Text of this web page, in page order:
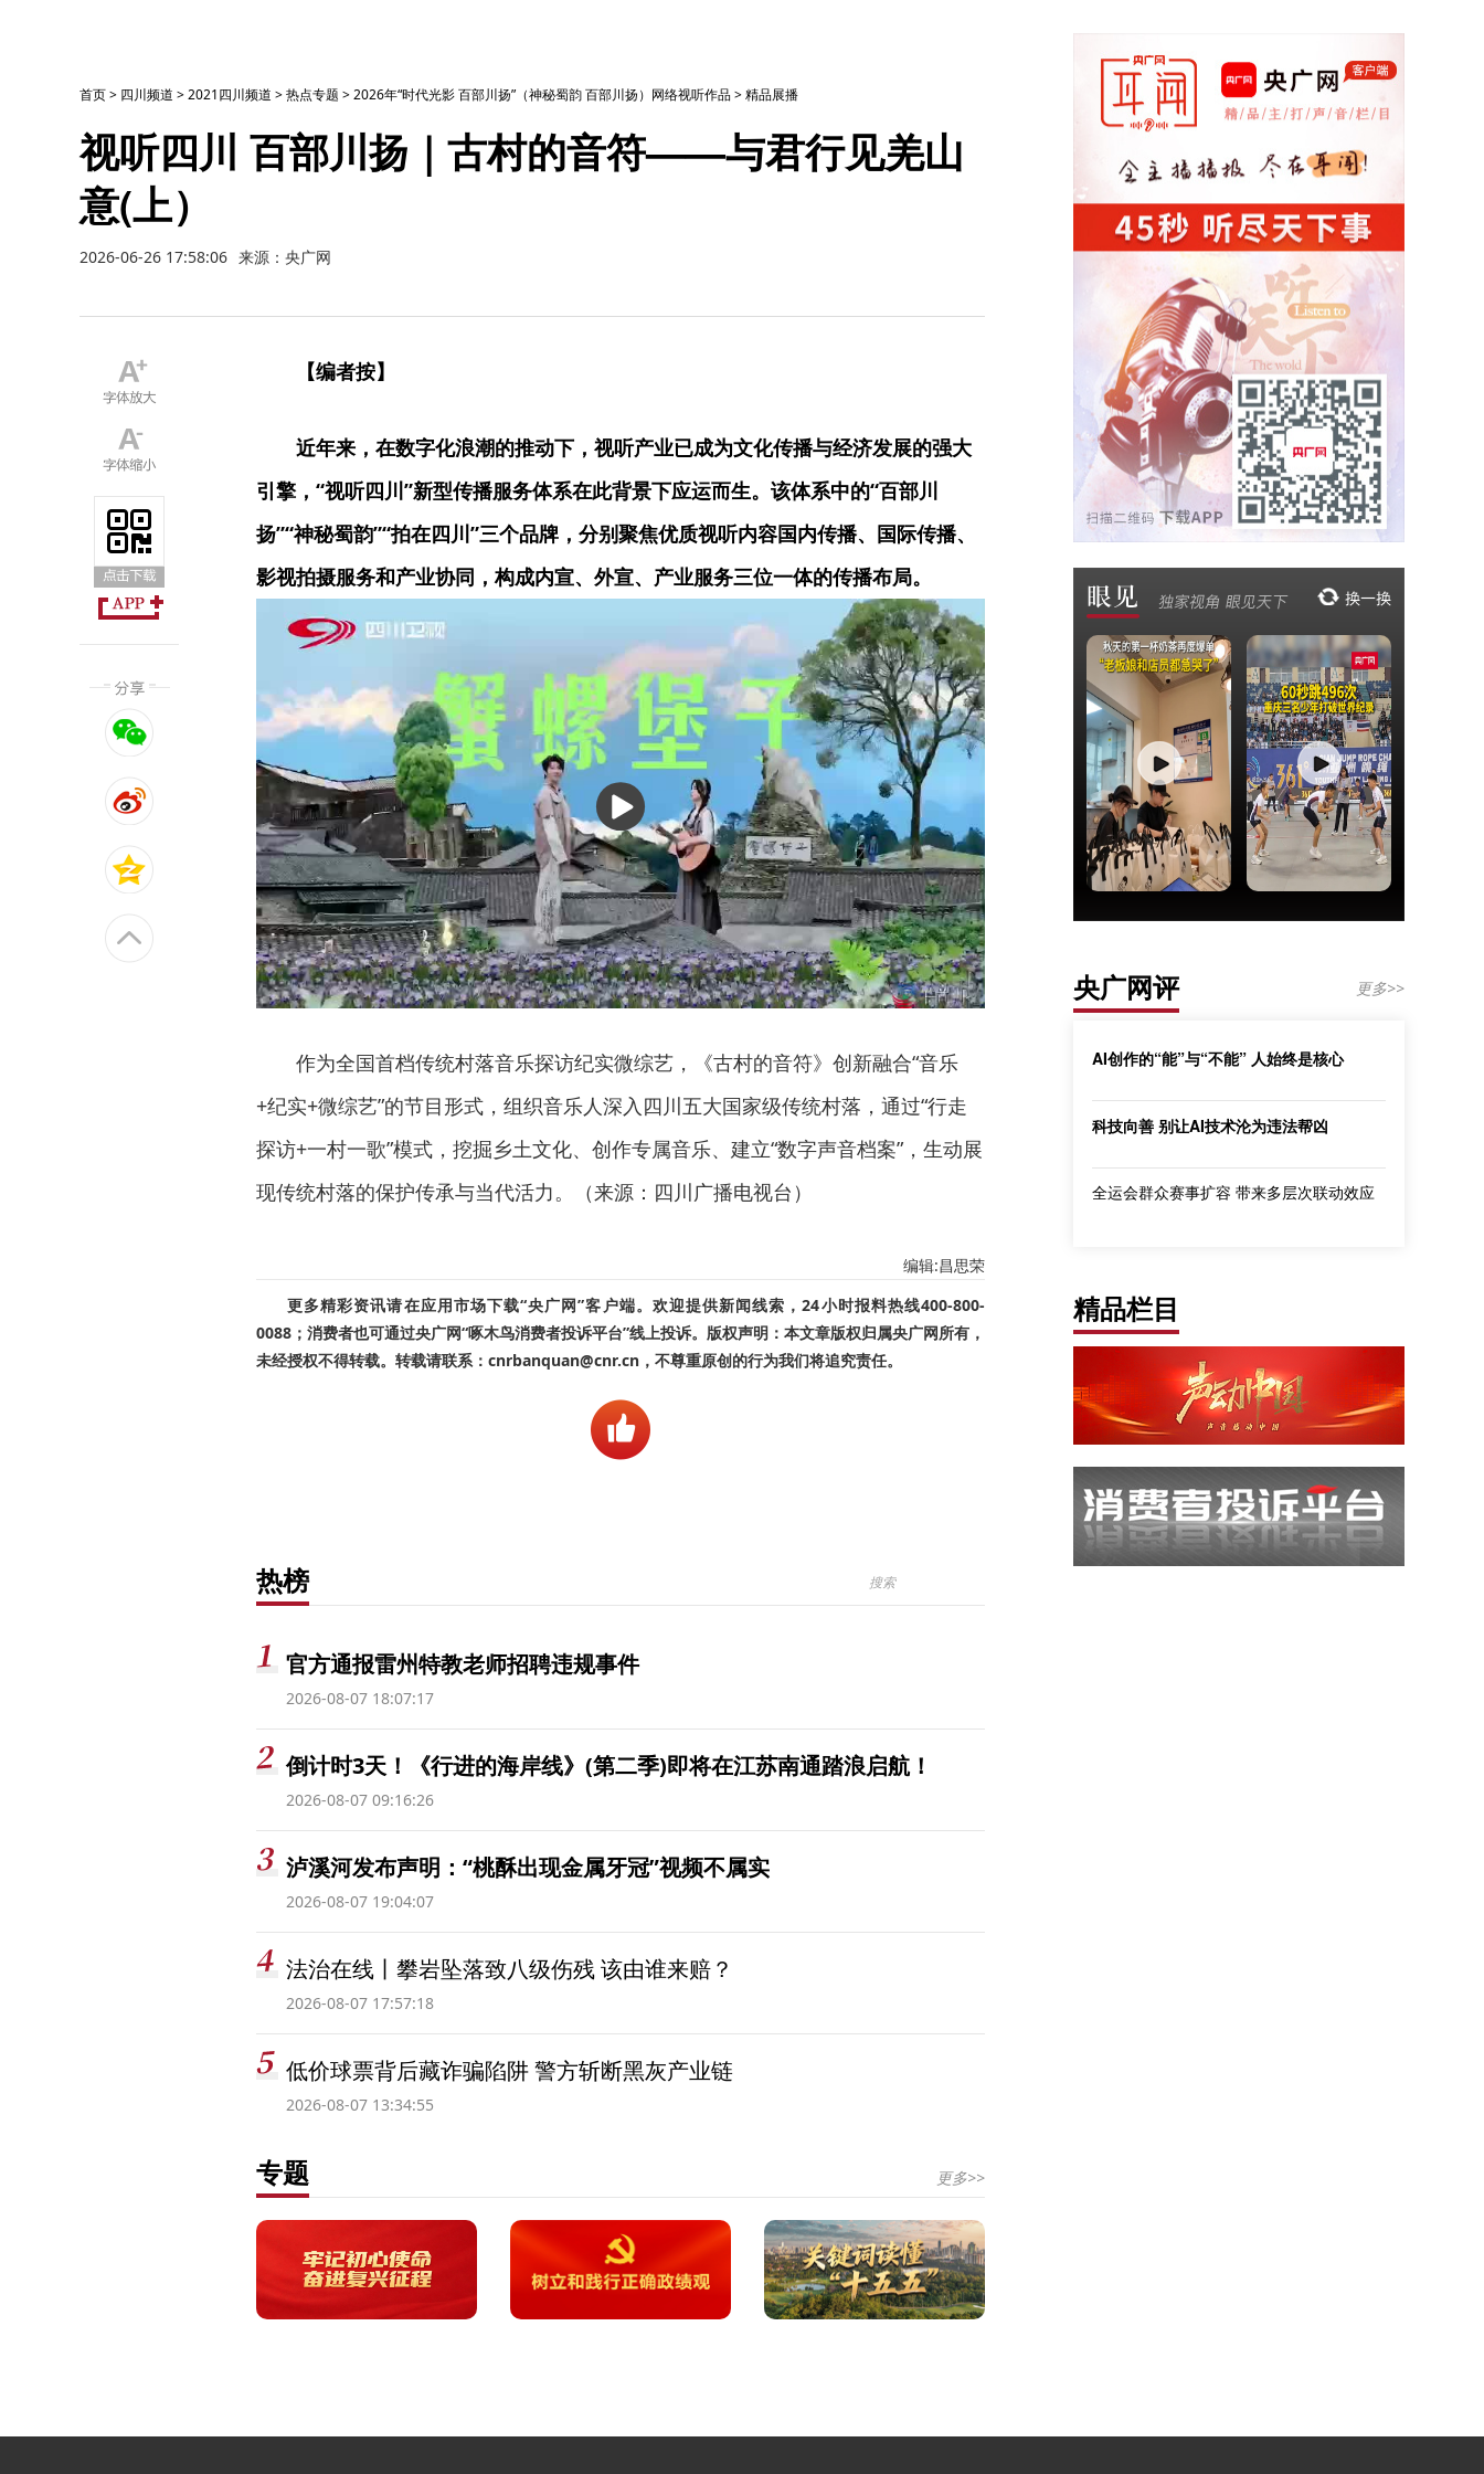
首页> 四川频道 >2021四川频道 >热点专题 >2026年“时代光影 百部川扬”（神秘蜀韵 百部川扬）网络视听作品>精品展播
视听四川 百部川扬｜古村的音符——与君行见羌山
意(上）
2026-06-26 17:58:06 来源：央广网
【编者按】
近年来，在数字化浪潮的推动下，视听产业已成为文化传播与经济发展的强大
引擎，“视听四川”新型传播服务体系在此背景下应运而生。该体系中的“百部川
扬”“神秘蜀韵”“拍在四川”三个品牌，分别聚焦优质视听内容国内传播、国际传播、
影视拍摄服务和产业协同，构成内宣、外宣、产业服务三位一体的传播布局。
播
放
作为全国首档传统村落音乐探访纪实微综艺，《古村的音符》创新融合“音乐
+纪实+微综艺”的节目形式，组织音乐人深入四川五大国家级传统村落，通过“行走
探访+一村一歌”模式，挖掘乡土文化、创作专属音乐、建立“数字声音档案”，生动展
现传统村落的保护传承与当代活力。（来源：四川广播电视台）
编辑:昌思荣
更多精彩资讯请在应用市场下载“央广网”客户端。欢迎提供新闻线索，24小时报料热线400-800-
0088；消费者也可通过央广网“啄木鸟消费者投诉平台”线上投诉。版权声明：本文章版权归属央广网所有，
未经授权不得转载。转载请联系：cnrbanquan@cnr.cn，不尊重原创的行为我们将追究责任。
热榜
官方通报雷州特教老师招聘违规事件
2026-08-07 18:07:17
倒计时3天！《行进的海岸线》(第二季)即将在江苏南通踏浪启航！
2026-08-07 09:16:26
泸溪河发布声明：“桃酥出现金属牙冠”视频不属实
2026-08-07 19:04:07
法治在线丨攀岩坠落致八级伤残 该由谁来赔？
2026-08-07 17:57:18
低价球票背后藏诈骗陷阱 警方斩断黑灰产业链
2026-08-07 13:34:55
专题 更多>>
央广网评 更多>>
AI创作的“能”与“不能” 人始终是核心
科技向善 别让AI技术沦为违法帮凶
全运会群众赛事扩容 带来多层次联动效应
精品栏目